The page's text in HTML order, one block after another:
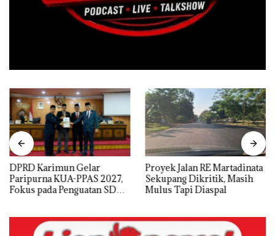
DPRD Karimun Gelar
Paripurna KUA-PPAS 2027,
Fokus pada Penguatan SDM,
Proyek Jalan RE Martadinata
Sekupang Dikritik, Masih
Mulus Tapi Diaspal